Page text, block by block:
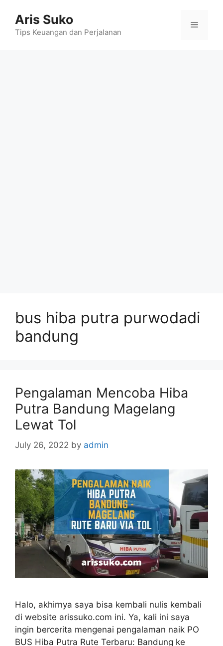
content
Aris Suko
Tips Keuangan dan Perjalanan
Menu
bus hiba putra purwodadi
bandung
Pengalaman Mencoba Hiba
Putra Bandung Magelang
Lewat Tol
July 26, 2022 by admin
Halo, akhirnya saya bisa kembali nulis kembali
di website arissuko.com ini. Ya, kali ini saya
ingin bercerita mengenai pengalaman naik PO
BUS Hiba Putra Rute Terbaru: Bandung ke